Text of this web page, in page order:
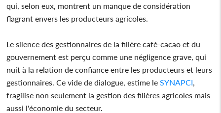
qui, selon eux, montrent un manque de considération
flagrant envers les producteurs agricoles.
Le silence des gestionnaires de la filière café-cacao et du
gouvernement est perçu comme une négligence grave, qui
nuit à la relation de confiance entre les producteurs et leurs
gestionnaires. Ce vide de dialogue, estime le SYNAPCI,
fragilise non seulement la gestion des filières agricoles mais
aussi l'économie du secteur.